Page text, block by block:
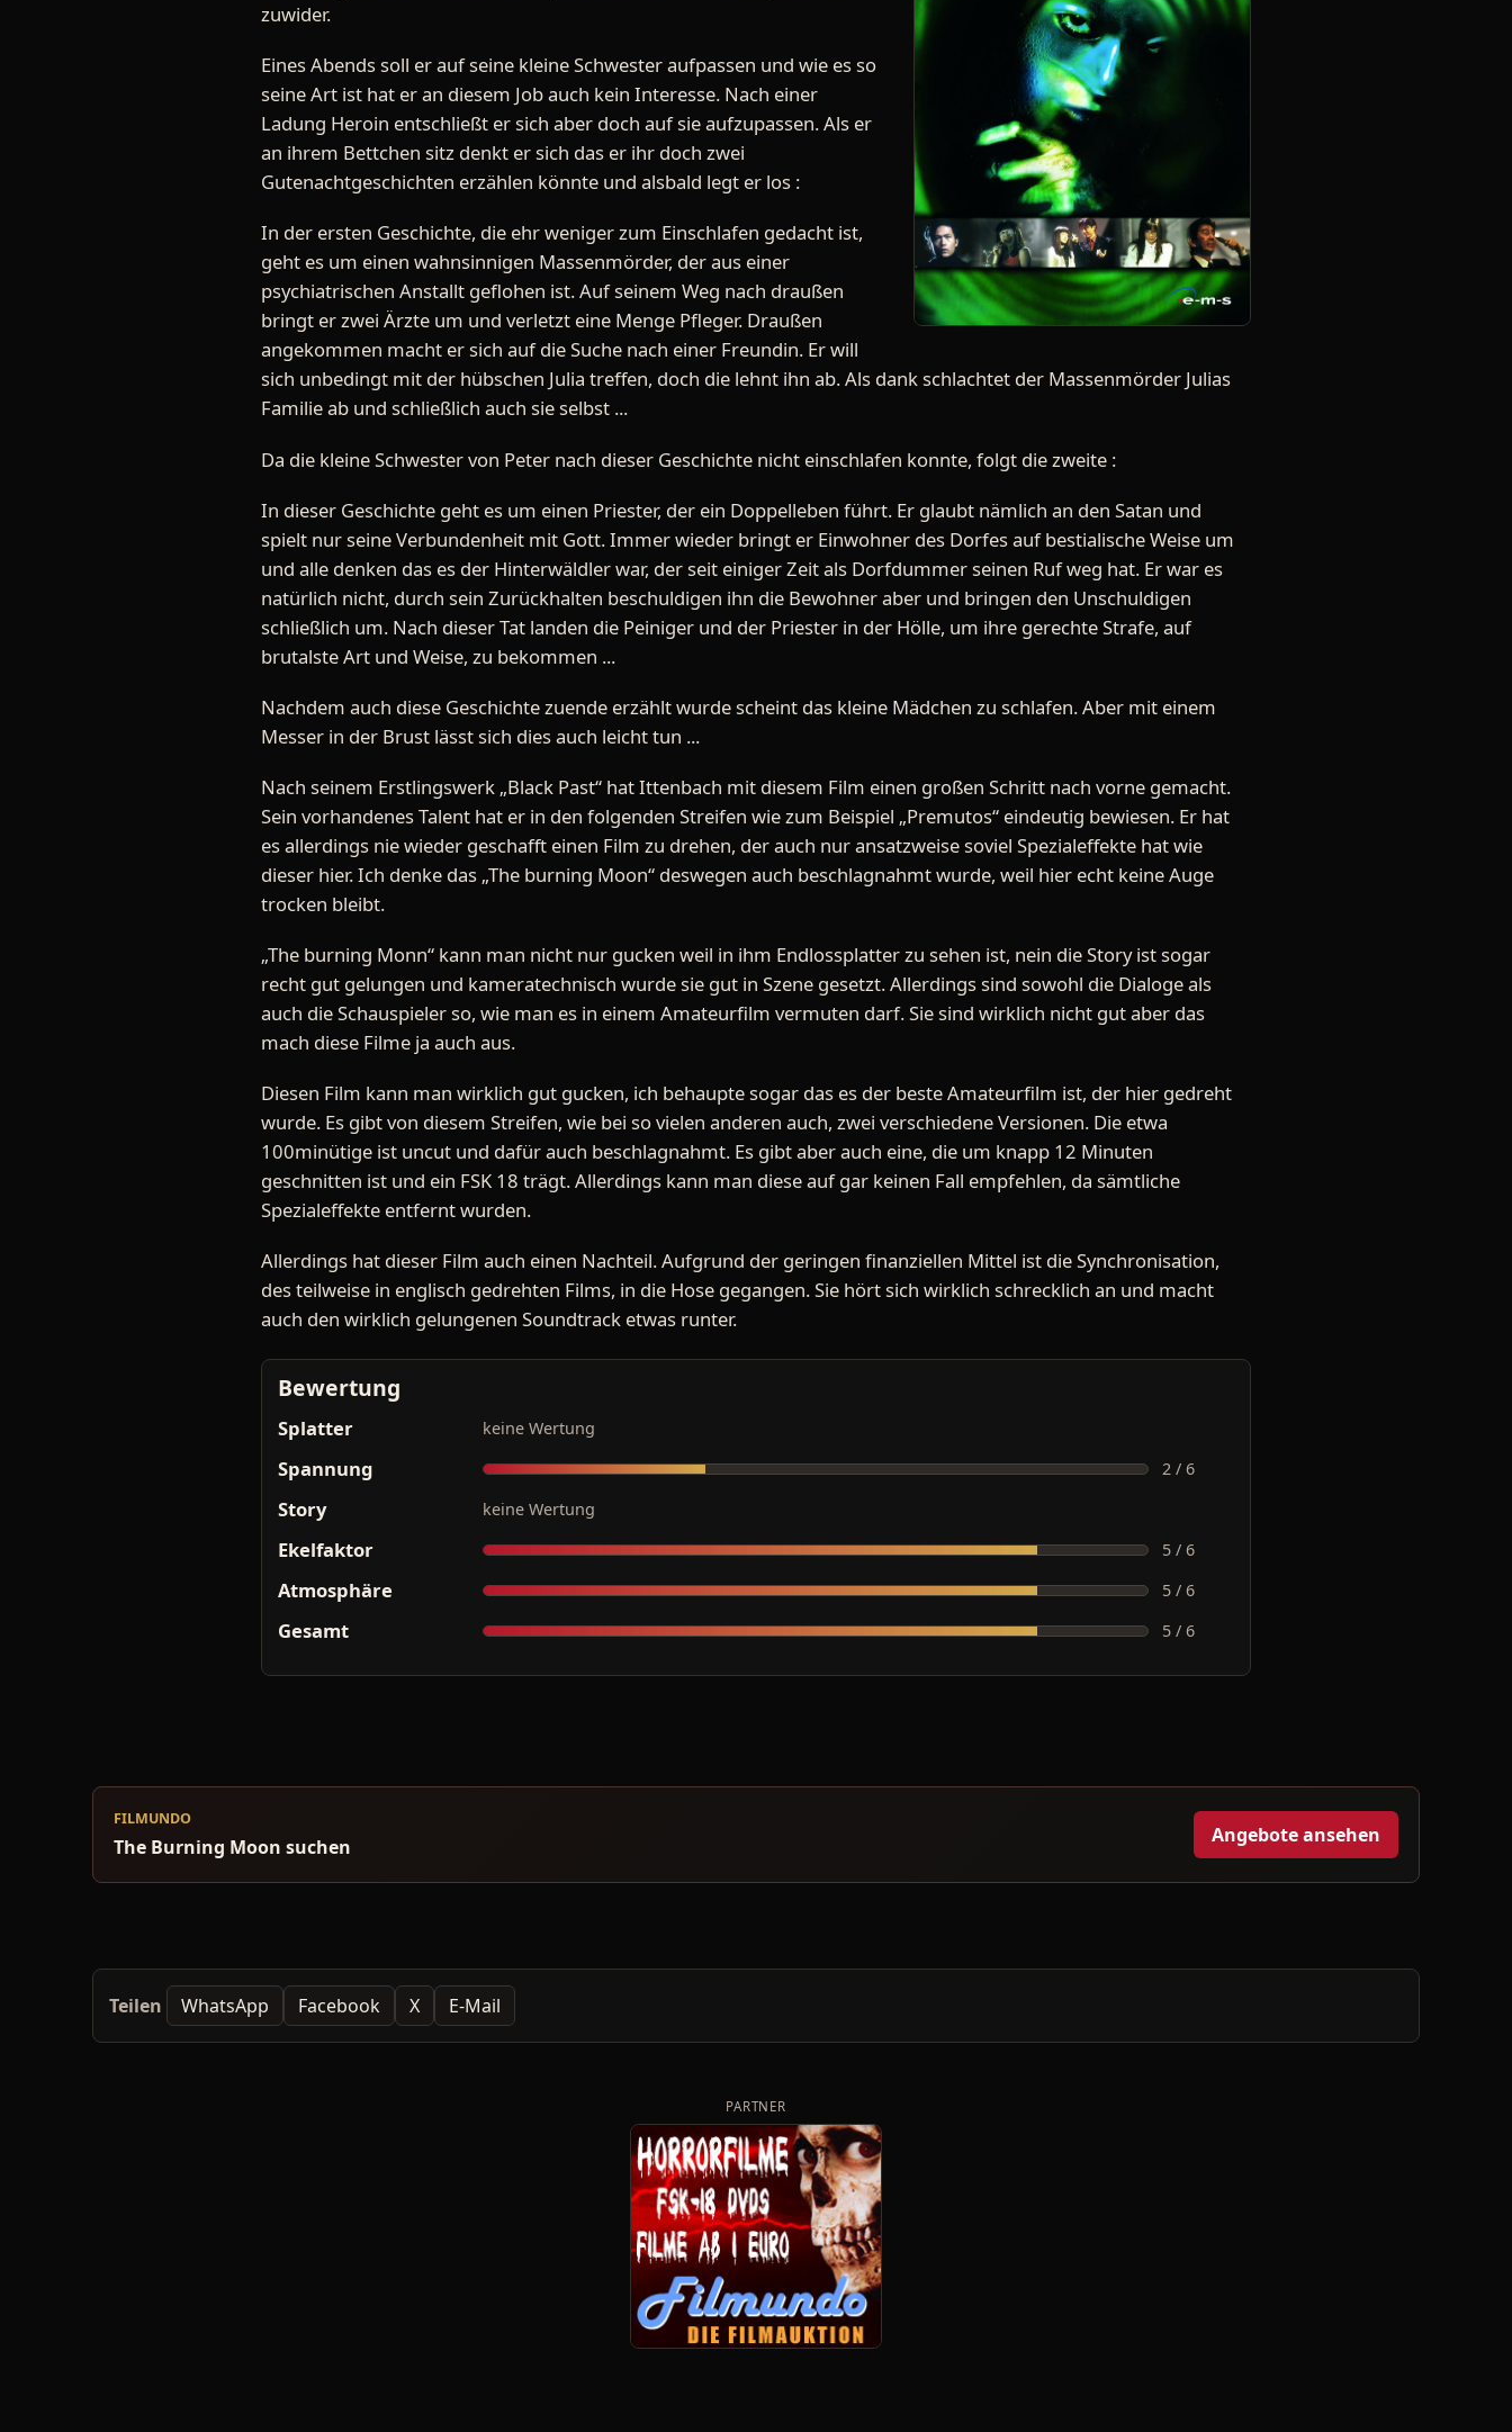
zuwider.
Eines Abends soll er auf seine kleine Schwester aufpassen und wie es so
seine Art ist hat er an diesem Job auch kein Interesse. Nach einer
Ladung Heroin entschließt er sich aber doch auf sie aufzupassen. Als er
an ihrem Bettchen sitz denkt er sich das er ihr doch zwei
Gutenachtgeschichten erzählen könnte und alsbald legt er los :
In der ersten Geschichte, die ehr weniger zum Einschlafen gedacht ist,
geht es um einen wahnsinnigen Massenmörder, der aus einer
psychiatrischen Anstallt geflohen ist. Auf seinem Weg nach draußen
bringt er zwei Ärzte um und verletzt eine Menge Pfleger. Draußen
angekommen macht er sich auf die Suche nach einer Freundin. Er will
sich unbedingt mit der hübschen Julia treffen, doch die lehnt ihn ab. Als dank schlachtet der Massenmörder Julias
Familie ab und schließlich auch sie selbst ...
Da die kleine Schwester von Peter nach dieser Geschichte nicht einschlafen konnte, folgt die zweite :
In dieser Geschichte geht es um einen Priester, der ein Doppelleben führt. Er glaubt nämlich an den Satan und
spielt nur seine Verbundenheit mit Gott. Immer wieder bringt er Einwohner des Dorfes auf bestialische Weise um
und alle denken das es der Hinterwäldler war, der seit einiger Zeit als Dorfdummer seinen Ruf weg hat. Er war es
natürlich nicht, durch sein Zurückhalten beschuldigen ihn die Bewohner aber und bringen den Unschuldigen
schließlich um. Nach dieser Tat landen die Peiniger und der Priester in der Hölle, um ihre gerechte Strafe, auf
brutalste Art und Weise, zu bekommen ...
Nachdem auch diese Geschichte zuende erzählt wurde scheint das kleine Mädchen zu schlafen. Aber mit einem
Messer in der Brust lässt sich dies auch leicht tun ...
Nach seinem Erstlingswerk „Black Past“ hat Ittenbach mit diesem Film einen großen Schritt nach vorne gemacht.
Sein vorhandenes Talent hat er in den folgenden Streifen wie zum Beispiel „Premutos“ eindeutig bewiesen. Er hat
es allerdings nie wieder geschafft einen Film zu drehen, der auch nur ansatzweise soviel Spezialeffekte hat wie
dieser hier. Ich denke das „The burning Moon“ deswegen auch beschlagnahmt wurde, weil hier echt keine Auge
trocken bleibt.
„The burning Monn“ kann man nicht nur gucken weil in ihm Endlossplatter zu sehen ist, nein die Story ist sogar
recht gut gelungen und kameratechnisch wurde sie gut in Szene gesetzt. Allerdings sind sowohl die Dialoge als
auch die Schauspieler so, wie man es in einem Amateurfilm vermuten darf. Sie sind wirklich nicht gut aber das
mach diese Filme ja auch aus.
Diesen Film kann man wirklich gut gucken, ich behaupte sogar das es der beste Amateurfilm ist, der hier gedreht
wurde. Es gibt von diesem Streifen, wie bei so vielen anderen auch, zwei verschiedene Versionen. Die etwa
100minütige ist uncut und dafür auch beschlagnahmt. Es gibt aber auch eine, die um knapp 12 Minuten
geschnitten ist und ein FSK 18 trägt. Allerdings kann man diese auf gar keinen Fall empfehlen, da sämtliche
Spezialeffekte entfernt wurden.
Allerdings hat dieser Film auch einen Nachteil. Aufgrund der geringen finanziellen Mittel ist die Synchronisation,
des teilweise in englisch gedrehten Films, in die Hose gegangen. Sie hört sich wirklich schrecklich an und macht
auch den wirklich gelungenen Soundtrack etwas runter.
Bewertung
Splatter keine Wertung
Spannung 2 / 6
Story keine Wertung
Ekelfaktor 5 / 6
Atmosphäre 5 / 6
Gesamt 5 / 6
FILMUNDO
The Burning Moon suchen
Angebote ansehen
Teilen WhatsApp Facebook X E-Mail
PARTNER